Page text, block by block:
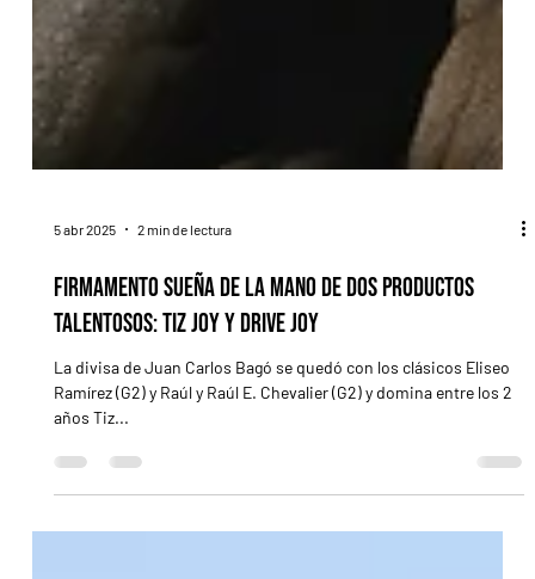
5 abr 2025 2 min de lectura
Firmamento sueña de la mano de dos productos
talentosos: Tiz Joy y Drive Joy
La divisa de Juan Carlos Bagó se quedó con los clásicos Eliseo